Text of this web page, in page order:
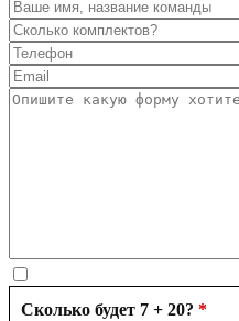
Сколько будет 7 + 20? *